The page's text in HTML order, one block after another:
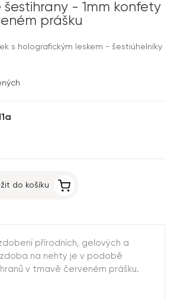
šestihrany - 1mm konfety
prášku
s holografickým leskem - šestiúhelníky
do košíku
přírodních, gelových a
na nehty je v podobě
v tmavě červeném prášku.